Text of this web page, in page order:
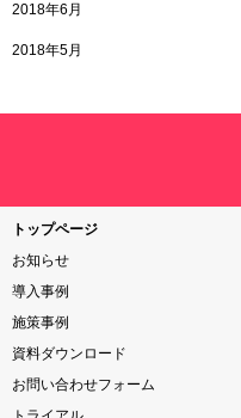
2018年6月
2018年5月
トップページ
お知らせ
導入事例
施策事例
資料ダウンロード
お問い合わせフォーム